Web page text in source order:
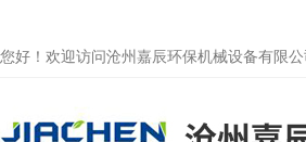
您好！欢迎访问沧州嘉辰环保机械设备有限公